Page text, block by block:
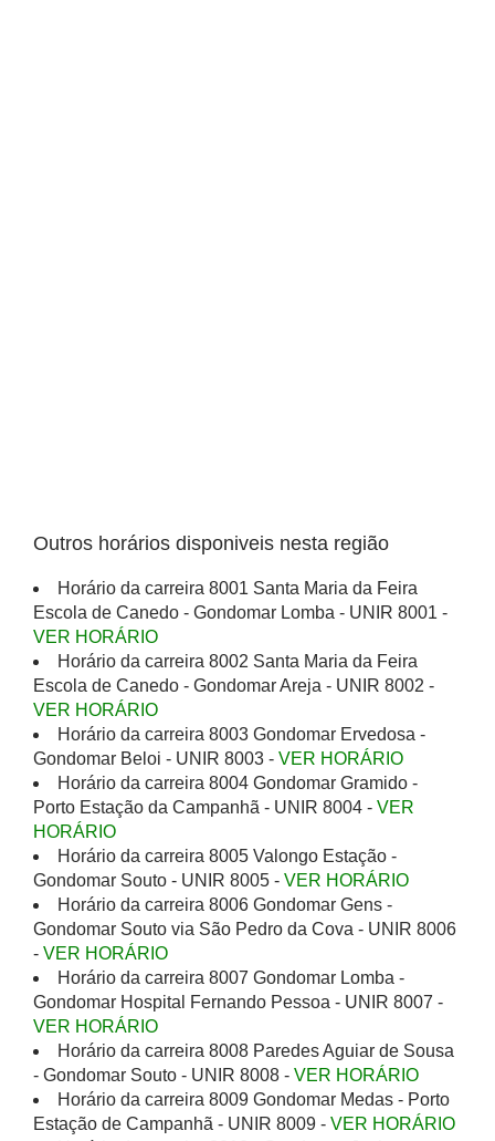
Outros horários disponiveis nesta região
Horário da carreira 8001 Santa Maria da Feira
Escola de Canedo - Gondomar Lomba - UNIR 8001 -
VER HORÁRIO
Horário da carreira 8002 Santa Maria da Feira
Escola de Canedo - Gondomar Areja - UNIR 8002 -
VER HORÁRIO
Horário da carreira 8003 Gondomar Ervedosa -
Gondomar Beloi - UNIR 8003 - VER HORÁRIO
Horário da carreira 8004 Gondomar Gramido -
Porto Estação da Campanhã - UNIR 8004 - VER
HORÁRIO
Horário da carreira 8005 Valongo Estação -
Gondomar Souto - UNIR 8005 - VER HORÁRIO
Horário da carreira 8006 Gondomar Gens -
Gondomar Souto via São Pedro da Cova - UNIR 8006
- VER HORÁRIO
Horário da carreira 8007 Gondomar Lomba -
Gondomar Hospital Fernando Pessoa - UNIR 8007 -
VER HORÁRIO
Horário da carreira 8008 Paredes Aguiar de Sousa
- Gondomar Souto - UNIR 8008 - VER HORÁRIO
Horário da carreira 8009 Gondomar Medas - Porto
Estação de Campanhã - UNIR 8009 - VER HORÁRIO